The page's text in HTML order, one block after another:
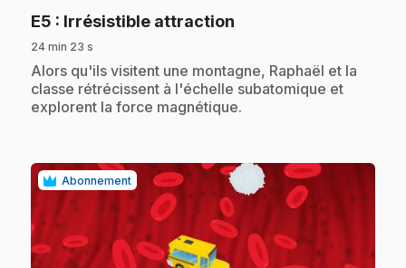
E5 : Irrésistible attraction
24 min 23 s
.Alors qu'ils visitent une montagne, Raphaël et la
classe rétrécissent à l'échelle subatomique et
explorent la force magnétique.
Abonnement